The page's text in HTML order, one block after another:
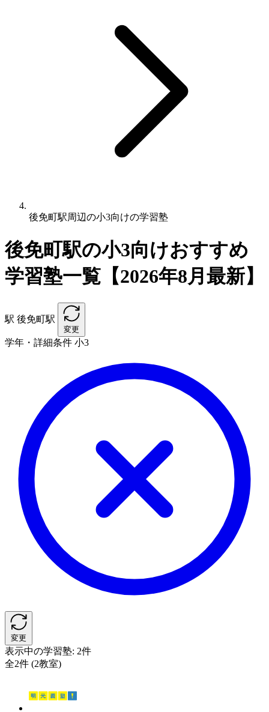
後免町駅周辺の小3向けの学習塾
後免町駅の小3向けおすすめ
学習塾一覧【2026年8月最新】
駅 後免町駅
変更
学年・詳細条件 小3
変更
表示中の学習塾: 2件
全2件 (2教室)